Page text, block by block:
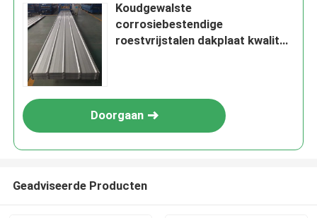
Koudgewalste
corrosiebestendige
roestvrijstalen dakplaat kwaliteit
Doorgaan
Geadviseerde Producten